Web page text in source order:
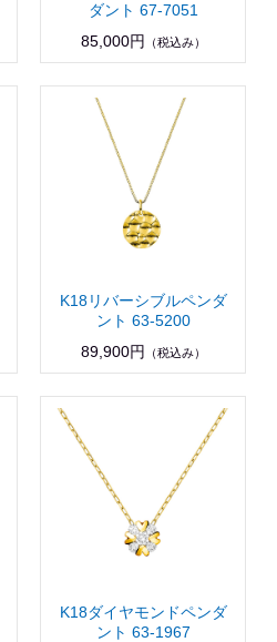
ダント 67-7051
85,000円
（税込み）
K18リバーシブルペンダ
ント 63-5200
89,900円
（税込み）
K18ダイヤモンドペンダ
ント 63-1967